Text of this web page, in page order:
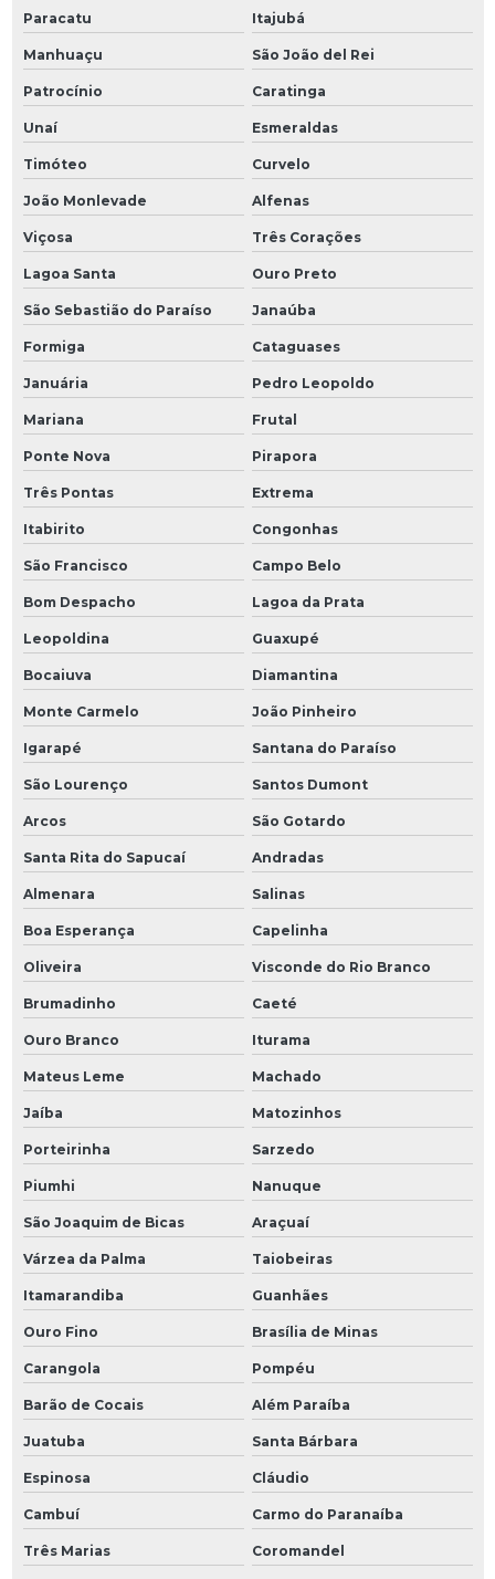
Paracatu Itajubá
Manhuaçu São João del Rei
Patrocínio Caratinga
Unaí Esmeraldas
Timóteo Curvelo
João Monlevade Alfenas
Viçosa Três Corações
Lagoa Santa Ouro Preto
São Sebastião do Paraíso Janaúba
Formiga Cataguases
Januária Pedro Leopoldo
Mariana Frutal
Ponte Nova Pirapora
Três Pontas Extrema
Itabirito Congonhas
São Francisco Campo Belo
Bom Despacho Lagoa da Prata
Leopoldina Guaxupé
Bocaiuva Diamantina
Monte Carmelo João Pinheiro
Igarapé Santana do Paraíso
São Lourenço Santos Dumont
Arcos São Gotardo
Santa Rita do Sapucaí Andradas
Almenara Salinas
Boa Esperança Capelinha
Oliveira Visconde do Rio Branco
Brumadinho Caeté
Ouro Branco Iturama
Mateus Leme Machado
Jaíba Matozinhos
Porteirinha Sarzedo
Piumhi Nanuque
São Joaquim de Bicas Araçuaí
Várzea da Palma Taiobeiras
Itamarandiba Guanhães
Ouro Fino Brasília de Minas
Carangola Pompéu
Barão de Cocais Além Paraíba
Juatuba Santa Bárbara
Espinosa Cláudio
Cambuí Carmo do Paranaíba
Três Marias Coromandel